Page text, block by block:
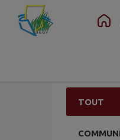
Contenu Menu
TOUT